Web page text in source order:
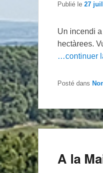
Publié le 27
Un incendi
hectàrees.
…continuer
Posté dans
A la